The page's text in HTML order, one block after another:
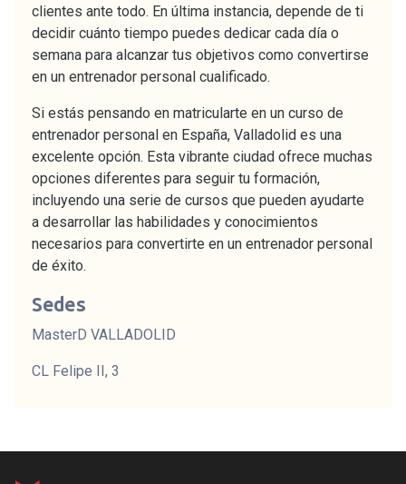
clientes ante todo. En última instancia, depende de ti
decidir cuánto tiempo puedes dedicar cada día o
semana para alcanzar tus objetivos como convertirse
en un entrenador personal cualificado.
Si estás pensando en matricularte en un curso de
entrenador personal en España, Valladolid es una
excelente opción. Esta vibrante ciudad ofrece muchas
opciones diferentes para seguir tu formación,
incluyendo una serie de cursos que pueden ayudarte
a desarrollar las habilidades y conocimientos
necesarios para convertirte en un entrenador personal
de éxito.
Sedes
MasterD VALLADOLID
CL Felipe II, 3